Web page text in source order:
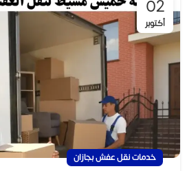
02
أكتوبر
خدمات نقل عفش بجازان